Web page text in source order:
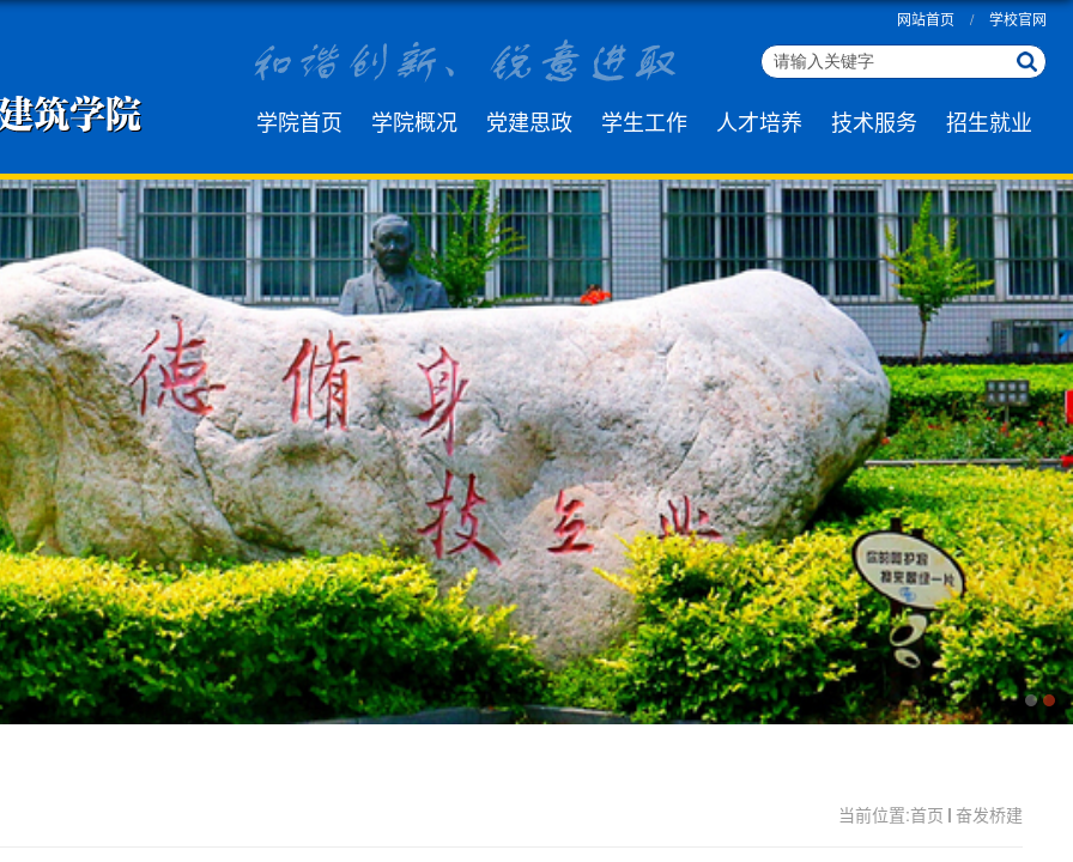
网站首页 / 学校官网
学院首页 学院概况 党建思政 学生工作 人才培养 技术服务 招生就业
当前位置:首页 奋发桥建